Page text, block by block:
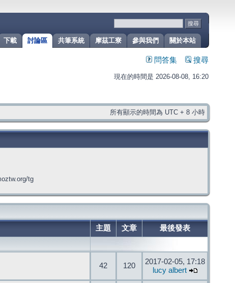
關於本站
參與我們
摩茲工寮
共筆系統
討論區
下載
問答集 搜尋
現在的時間是 2026-08-08, 16:20
所有顯示的時間為 UTC + 8 小時
tg
主題 文章
最後發表
42 120
2017-02-05, 17:18
lucy albert